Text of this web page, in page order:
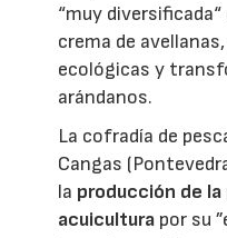
“muy
crema de
ecológicas y
arándanos.
La cofradía de
Cangas
la producción de la
acuicultura por su